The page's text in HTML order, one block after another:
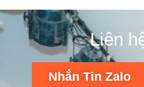
Liên
Nhắn Tin Zalo